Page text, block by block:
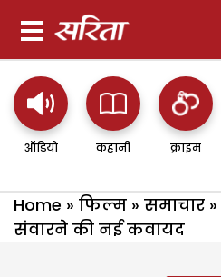
ऑडियो कहानी क्राइम
Home » फिल्म » समाचार »
संवारने की नई कवायद